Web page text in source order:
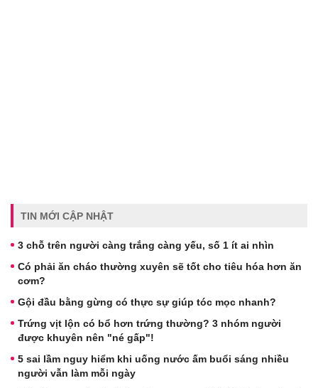
TIN MỚI CẬP NHẬT
3 chỗ trên người càng trắng càng yếu, số 1 ít ai nhìn
Có phải ăn cháo thường xuyên sẽ tốt cho tiêu hóa hơn ăn
cơm?
Gội đầu bằng gừng có thực sự giúp tóc mọc nhanh?
Trứng vịt lộn có bổ hơn trứng thường? 3 nhóm người
được khuyên nên "né gấp"!
5 sai lầm nguy hiểm khi uống nước ấm buổi sáng nhiều
người vẫn làm mỗi ngày